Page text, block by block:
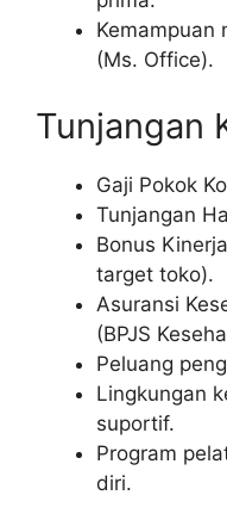
Kemampuan
(Ms. Office).
Tunjangan
Gaji Pokok
Tunjangan
Bonus
target toko).
Asuransi
(BPJS
Peluang
Lingkungan
suportif.
Program
diri.